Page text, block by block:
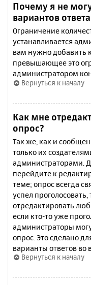
Почему я не
вариантов
Ограничение
устанавливается
вам нужно добавить
превышающее это
администратором
Вернуться к началу
Как мне
опрос?
Так же, как и
только их
администраторами.
перейдите к
теме; опрос всегда
успел
отредактировать
если кто-то уже
администраторы
опрос. Это сделано
варианты ответов во
Вернуться к началу